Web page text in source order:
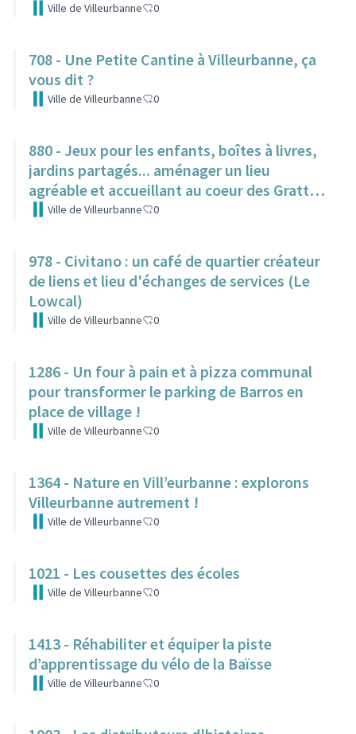
Ville de Villeurbanne 0
708 - Une Petite Cantine à Villeurbanne, ça
vous dit ?
Ville de Villeurbanne 0
880 - Jeux pour les enfants, boîtes à livres,
jardins partagés... aménager un lieu
agréable et accueillant au coeur des Gratte-
CielVille de Villeurbanne 0
978 - Civitano : un café de quartier créateur
de liens et lieu d'échanges de services (Le
Lowcal)
Ville de Villeurbanne 0
1286 - Un four à pain et à pizza communal
pour transformer le parking de Barros en
place de village !
Ville de Villeurbanne 0
1364 - Nature en Vill’eurbanne : explorons
Villeurbanne autrement !
Ville de Villeurbanne 0
1021 - Les cousettes des écoles
Ville de Villeurbanne 0
1413 - Réhabiliter et équiper la piste
d’apprentissage du vélo de la Baïsse
Ville de Villeurbanne 0